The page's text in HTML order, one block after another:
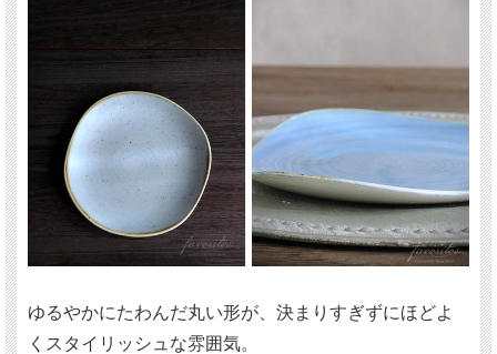
ゆるやかにたわんだ丸い形が、決まりすぎずにほどよ
くスタイリッシュな雰囲気。